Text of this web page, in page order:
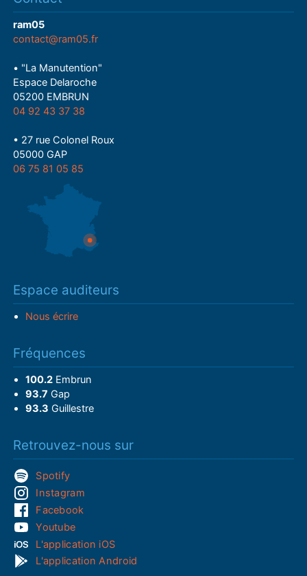
ram05
contact@ram05.fr
• "La Manutention"
Espace Delaroche
05200 EMBRUN
04 92 43 37 38
• 27 rue Colonel Roux
05000 GAP
06 75 81 05 85
Espace auditeurs
Nous écrire
Fréquences
100.2Embrun
93.7 Gap
93.3 Guillestre
Retrouvez-nous sur
Spotify
Instagram
Facebook
Youtube
L'application iOS
L'application Android